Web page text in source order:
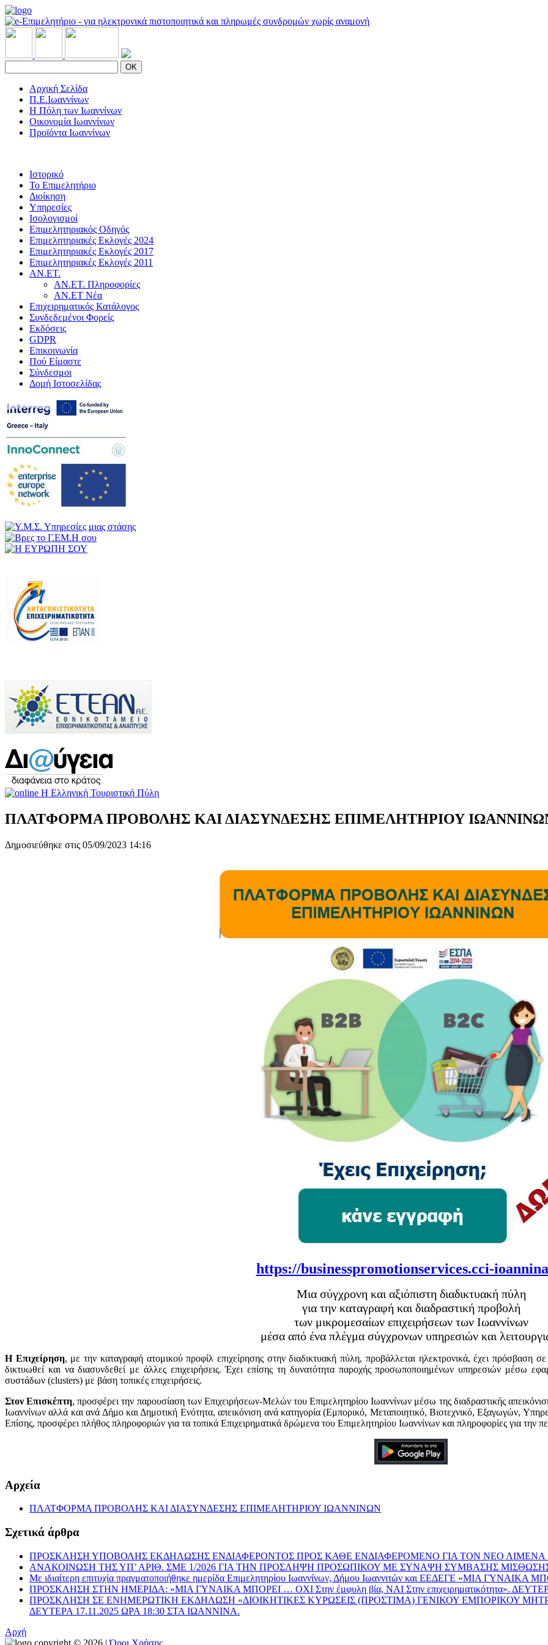
OK
Αρχική Σελίδα
Π.Ε.Ιωαννίνων
Η Πόλη των Ιωαννίνων
Οικονομία Ιωαννίνων
Προϊόντα Ιωαννίνων
Ιστορικό
Το Επιμελητήριο
Διοίκηση
Υπηρεσίες
Ισολογισμοί
Επιμελητηριακός Οδηγός
Επιμελητηριακές Εκλογές 2024
Επιμελητηριακές Εκλογές 2017
Επιμελητηριακές Εκλογές 2011
ΑΝ.ΕΤ.
ΑΝ.ΕΤ. Πληροφορίες
ΑΝ.ΕΤ Νέα
Επιχειρηματικός Κατάλογος
Συνδεδεμένοι Φορείς
Εκδόσεις
GDPR
Επικοινωνία
Πού Είμαστε
Σύνδεσμοι
Δομή Ιστοσελίδας
ΠΛΑΤΦΟΡΜΑ ΠΡΟΒΟΛΗΣ ΚΑΙ ΔΙΑΣΥΝΔΕΣΗΣ ΕΠΙΜΕΛΗΤΗΡΙΟΥ
Δημοσιεύθηκε στις 05/09/2023 14:16
https://businesspromotionservices.cci-
Μια σύγχρονη και αξιόπιστη διαδικτυακή πύλη
για την καταγραφή και διαδραστική προβολή
των μικρομεσαίων επιχειρήσεων των Ιωαννίνων
μέσα από ένα πλέγμα σύγχρονων υπηρεσιών και
Η Επιχείρηση, με την καταγραφή ατομικού προφίλ επιχείρησης στην διαδικτυακή πύλη, προβάλλεται ηλεκτρονικά, έχει πρόσβαση
δικτυωθεί και να διασυνδεθεί με άλλες επιχειρήσεις. Έχει επίσης τη δυνατότητα παροχής προσωποποιημένων υπηρεσιών μέσω
συστάδων (clusters) με βάση τοπικές επιχειρήσεις.
Στον Επισκέπτη, προσφέρει την παρουσίαση των Επιχειρήσεων-Μελών του Επιμελητηρίου Ιωαννίνων μέσω της διαδραστικής
Ιωαννίνων αλλά και ανά Δήμο και Δημοτική Ενότητα, απεικόνιση ανά κατηγορία (Εμπορικό, Μεταποιητικό, Βιοτεχνικό, Εξαγωγών,
Επίσης, προσφέρει πλήθος πληροφοριών για τα τοπικά Επιχειρηματικά δρώμενα του Επιμελητηρίου Ιωαννίνων και πληροφορίες για την
Αρχεία
ΠΛΑΤΦΟΡΜΑ ΠΡΟΒΟΛΗΣ ΚΑΙ ΔΙΑΣΥΝΔΕΣΗΣ ΕΠΙΜΕΛΗΤΗΡΙΟΥ ΙΩΑΝΝΙΝΩΝ
Σχετικά άρθρα
ΠΡΟΣΚΛΗΣΗ ΥΠΟΒΟΛΗΣ ΕΚΔΗΛΩΣΗΣ ΕΝΔΙΑΦΕΡΟΝΤΟΣ ΠΡΟΣ ΚΑΘΕ ΕΝΔΙΑΦΕΡΟΜΕΝΟ ΓΙΑ ΤΟΝ ΝΕΟ ΛΙΜΕΝΑ
ΑΝΑΚΟΙΝΩΣΗ ΤΗΣ ΥΠ’ ΑΡΙΘ. ΣΜΕ 1/2026 ΓΙΑ ΤΗΝ ΠΡΟΣΛΗΨΗ ΠΡΟΣΩΠΙΚΟΥ ΜΕ ΣΥΝΑΨΗ ΣΥΜΒΑΣΗΣ ΜΙΣΘΩΣΗΣ
Με ιδιαίτερη επιτυχία πραγματοποιήθηκε ημερίδα Επιμελητηρίου Ιωαννίνων, Δήμου Ιωαννιτών και ΕΕΔΕΓΕ «ΜΙΑ ΓΥΝΑΙΚΑ
ΠΡΟΣΚΛΗΣΗ ΣΤΗΝ ΗΜΕΡΙΔΑ: «ΜΙΑ ΓΥΝΑΙΚΑ ΜΠΟΡΕΙ … ΟΧΙ Στην έμφυλη βία, ΝΑΙ Στην επιχειρηματικότητα».
ΠΡΟΣΚΛΗΣΗ ΣΕ ΕΝΗΜΕΡΩΤΙΚΗ ΕΚΔΗΛΩΣΗ «ΔΙΟΙΚΗΤΙΚΕΣ ΚΥΡΩΣΕΙΣ (ΠΡΟΣΤΙΜΑ) ΓΕΝΙΚΟΥ ΕΜΠΟΡΙΚΟΥ
ΔΕΥΤΕΡΑ 17.11.2025 ΩΡΑ 18:30 ΣΤΑ ΙΩΑΝΝΙΝΑ.
Αρχή
copyright © 2026 |Όροι Χρήσης